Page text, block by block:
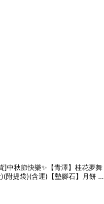
]中秋節快樂✨【青澤】桂花夢舞
附提袋)(含運)【墊腳石】月餅 伴